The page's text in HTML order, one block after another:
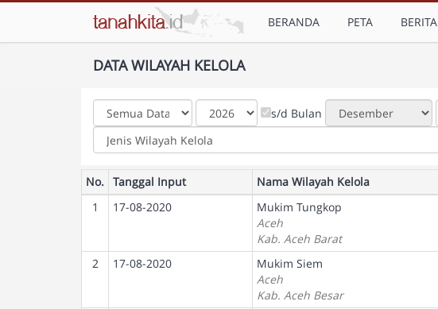
BERANDA PETA BERITA
DATA WILAYAH KELOLA
s/d Bulan
No. Tanggal Input Nama Wilayah Kelola
1
17-08-2020
Mukim Tungkop
Aceh
Kab. Aceh Barat
2 17-08-2020
Mukim Siem
Aceh
Kab. Aceh Besar